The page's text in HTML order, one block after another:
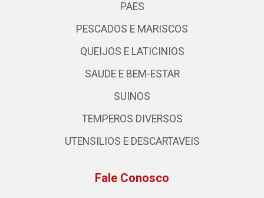
PAES
PESCADOS E MARISCOS
QUEIJOS E LATICINIOS
SAUDE E BEM-ESTAR
SUINOS
TEMPEROS DIVERSOS
UTENSILIOS E DESCARTAVEIS
Fale Conosco